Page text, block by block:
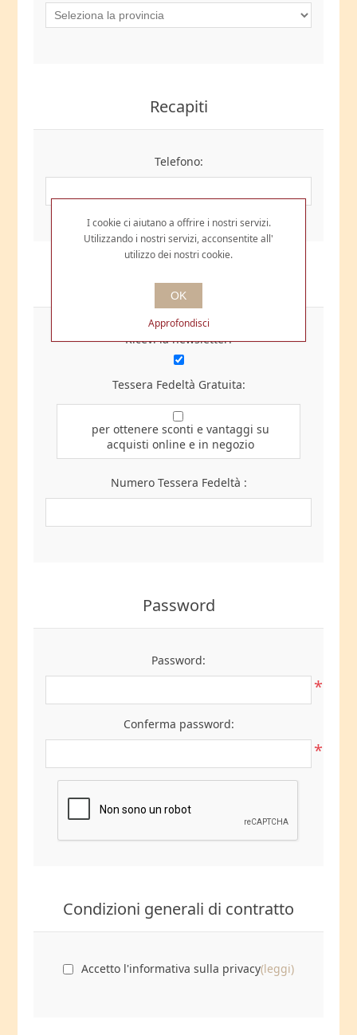
Recapiti
Telefono:
Opzioni
Ricevi la newsletter:
Tessera Fedeltà Gratuita:
per ottenere sconti e vantaggi su
acquisti online e in negozio
Numero Tessera Fedeltà :
Password
Password:
*
Conferma password:
*
Condizioni generali di contratto
Accetto l'informativa sulla privacy(leggi)
I cookie ci aiutano a offrire i nostri servizi.
Utilizzando i nostri servizi, acconsentite all'
utilizzo dei nostri cookie.
OK
Approfondisci